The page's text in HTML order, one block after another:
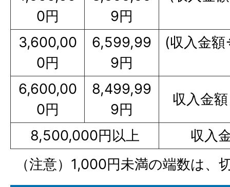
0円
9円
3,600,00
0円
6,599,99
9円
(収入金
6,600,00
0円
8,499,99
9円
収入金
8,500,000円以上
収入
（注意）1,000円未満の端数は、